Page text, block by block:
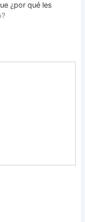
¿por qué les
huyen hacia el sur
de Andrew hay
arrebatárselo
secreto. Está
por Andrew y
a un viaje ya
y, para
secretos, afrontar
el valor
el otro.